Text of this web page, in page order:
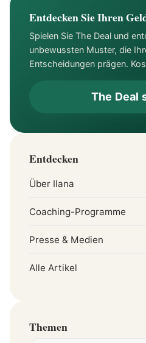
Entdecken Sie Ihren
Spielen Sie The Deal und
unbewussten Muster, die
Entscheidungen prägen.
The Deal
Entdecken
Über Ilana
Coaching-Programme
Presse & Medien
Alle Artikel
Themen